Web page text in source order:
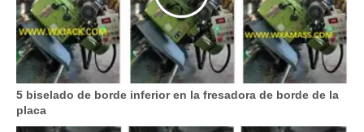
5 biselado de borde inferior en la fresadora de borde de la
placa